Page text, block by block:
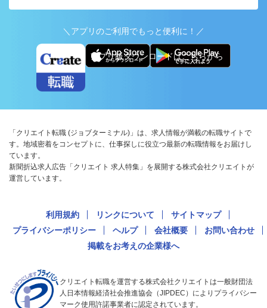
＼アプリのご利用でもっと便利に！／
アプリ版ダウンロードはこちらから
「クリエイト転職 (ジョブターミナル)」は、求人情報が満載の転職サイトで
す。地域密着をコンセプトに、仕事探しに役立つ最新の転職情報をお届けし
ています。
新聞折込求人広告「クリエイト 求人特集」を展開する株式会社クリエイトが
運営しています。
利用規約 リンクについて
サイトマップ
プライバシーポリシー
ヘルプ 会社概要
お問い合わせ
掲載をお考えの企業様へ
クリエイト転職を運営する株式会社クリエイトは一般財団法
人日本情報経済社会推進協会（JIPDEC）によりプライバシー
マーク使用許諾事業者に認定されています。